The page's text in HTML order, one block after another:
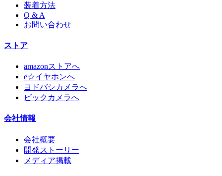
装着方法
Q & A
お問い合わせ
ストア
amazonストアへ
e☆イヤホンへ
ヨドバシカメラへ
ビックカメラへ
会社情報
会社概要
開発ストーリー
メディア掲載